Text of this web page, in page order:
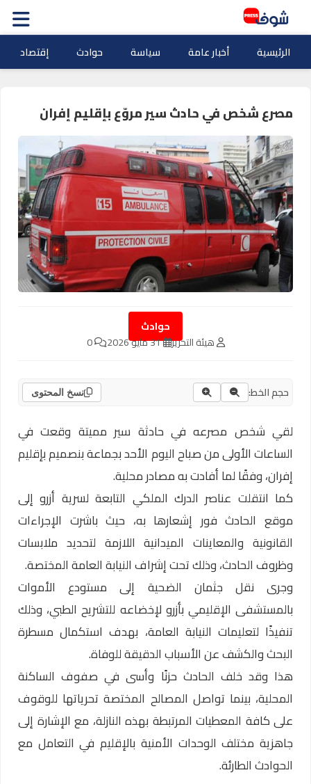
الرئيسية أخبار عامة سياسة حوادث إقتصاد
مصرع شخص في حادث سير مروّع بإقليم إفران
حوادث
هيئة التحرير 31 مايو 2026 0
حجم الخط: نسخ المحتوى
لقي شخص مصرعه في حادثة سير مميتة وقعت في
الساعات الأولى من صباح اليوم الأحد بجماعة بنصميم بإقليم
إفران، وفقًا لما أفادت به مصادر محلية.
كما انتقلت عناصر الدرك الملكي التابعة لسرية أزرو إلى
موقع الحادث فور إشعارها به، حيث باشرت الإجراءات
القانونية والمعاينات الميدانية اللازمة لتحديد ملابسات
وظروف الحادث، وذلك تحت إشراف النيابة العامة المختصة.
وجرى نقل جثمان الضحية إلى مستودع الأموات
بالمستشفى الإقليمي بأزرو لإخضاعه للتشريح الطبي، وذلك
تنفيذًا لتعليمات النيابة العامة، بهدف استكمال مسطرة
البحث والكشف عن الأسباب الدقيقة للوفاة.
هذا وقد خلف الحادث حزنًا وأسى في صفوف الساكنة
المحلية، بينما تواصل المصالح المختصة تحرياتها للوقوف
على كافة المعطيات المرتبطة بهذه النازلة، مع الإشارة إلى
جاهزية مختلف الوحدات الأمنية بالإقليم في التعامل مع
الحوادث الطارئة.